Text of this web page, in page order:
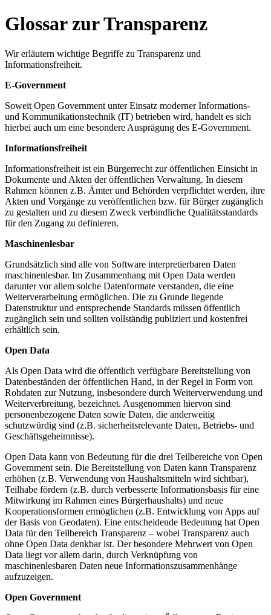
Glossar zur Transparenz
Wir erläutern wichtige Begriffe zu Transparenz und
Informationsfreiheit.
E-Government
Soweit Open Government unter Einsatz moderner Informations-
und Kommunikationstechnik (IT) betrieben wird, handelt es sich
hierbei auch um eine besondere Ausprägung des E-Government.
Informationsfreiheit
Informationsfreiheit ist ein Bürgerrecht zur öffentlichen Einsicht in
Dokumente und Akten der öffentlichen Verwaltung. In diesem
Rahmen können z.B. Ämter und Behörden verpflichtet werden, ihre
Akten und Vorgänge zu veröffentlichen bzw. für Bürger zugänglich
zu gestalten und zu diesem Zweck verbindliche Qualitätsstandards
für den Zugang zu definieren.
Maschinenlesbar
Grundsätzlich sind alle von Software interpretierbaren Daten
maschinenlesbar. Im Zusammenhang mit Open Data werden
darunter vor allem solche Datenformate verstanden, die eine
Weiterverarbeitung ermöglichen. Die zu Grunde liegende
Datenstruktur und entsprechende Standards müssen öffentlich
zugänglich sein und sollten vollständig publiziert und kostenfrei
erhältlich sein.
Open Data
Als Open Data wird die öffentlich verfügbare Bereitstellung von
Datenbeständen der öffentlichen Hand, in der Regel in Form von
Rohdaten zur Nutzung, insbesondere durch Weiterverwendung und
Weiterverbreitung, bezeichnet. Ausgenommen hiervon sind
personenbezogene Daten sowie Daten, die anderweitig
schutzwürdig sind (z.B. sicherheitsrelevante Daten, Betriebs- und
Geschäftsgeheimnisse).
Open Data kann von Bedeutung für die drei Teilbereiche von Open
Government sein. Die Bereitstellung von Daten kann Transparenz
erhöhen (z.B. Verwendung von Haushaltsmitteln wird sichtbar),
Teilhabe fördern (z.B. durch verbesserte Informationsbasis für eine
Mitwirkung im Rahmen eines Bürgerhaushalts) und neue
Kooperationsformen ermöglichen (z.B. Entwicklung von Apps auf
der Basis von Geodaten). Eine entscheidende Bedeutung hat Open
Data für den Teilbereich Transparenz – wobei Transparenz auch
ohne Open Data denkbar ist. Der besondere Mehrwert von Open
Data liegt vor allem darin, durch Verknüpfung von
maschinenlesbaren Daten neue Informationszusammenhänge
aufzuzeigen.
Open Government